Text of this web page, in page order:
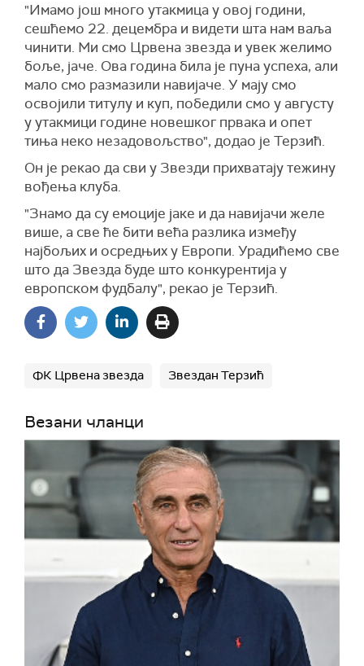
"Имамо још много утакмица у овој години,
сешћемо 22. децембра и видети шта нам ваља
чинити. Ми смо Црвена звезда и увек желимо
боље, јаче. Ова година била је пуна успеха, али
мало смо размазили навијаче. У мају смо
освојили титулу и куп, победили смо у августу
у утакмици године новешког првака и опет
тиња неко незадовољство", додао је Терзић.
Он је рекао да сви у Звезди прихватају тежину
вођења клуба.
"Знамо да су емоције јаке и да навијачи желе
више, а све ће бити већа разлика између
најбољих и осредњих у Европи. Урадићемо све
што да Звезда буде што конкурентија у
европском фудбалу", рекао је Терзић.
ФК Црвена звезда Звездан Терзић
Везани чланци